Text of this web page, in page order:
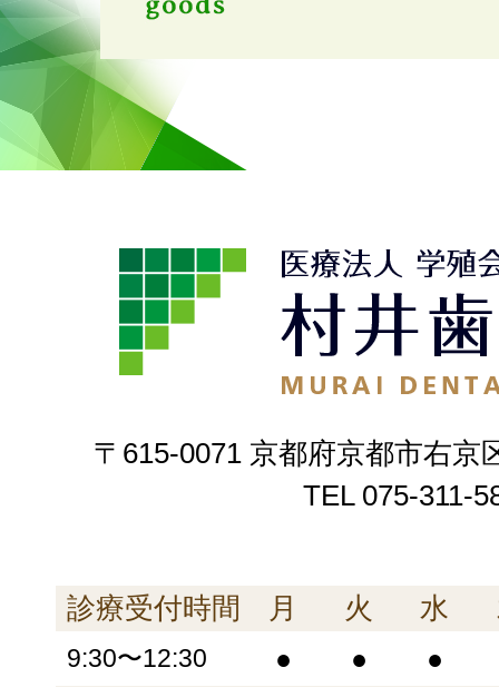
〒615-0071 京都府京都市右京
TEL 075-311-
診療受付時間 月 火 水
9:30〜12:30 ● ● ●